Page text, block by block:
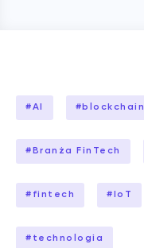
#AI # blockchain
# Branża FinTech
# fintech # IoT
# technologia